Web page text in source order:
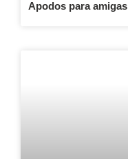
Apodos para amigas